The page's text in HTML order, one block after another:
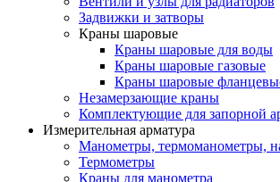
Задвижки и затворы
Краны шаровые
Краны шаровые для воды
Краны шаровые газовые
Краны шаровые
Незамерзающие краны
Комплектующие для запорной
Измерительная арматура
Манометры, термоманометры,
Термометры
Краны для манометра